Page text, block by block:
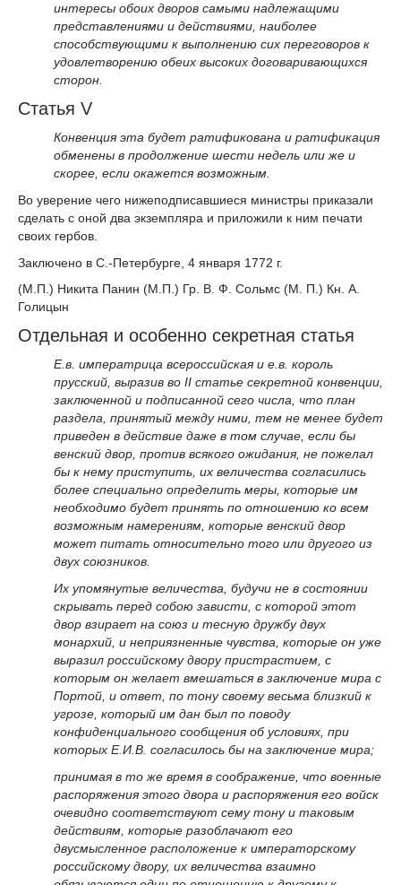
интересы обоих дворов самыми надлежащими
представлениями и действиями, наиболее
способствующими к выполнению сих переговоров к
удовлетворению обеих высоких договаривающихся
сторон.
Статья V
Конвенция эта будет ратификована и ратификация
обменены в продолжение шести недель или же и
скорее, если окажется возможным.
Во уверение чего нижеподписавшиеся министры приказали
сделать с оной два экземпляра и приложили к ним печати
своих гербов.
Заключено в С.-Петербурге, 4 января 1772 г.
(М.П.) Никита Панин (М.П.) Гр. В. Ф. Сольмс (М. П.) Кн. А.
Голицын
Отдельная и особенно секретная статья
Е.в. императрица всероссийская и е.в. король
прусский, выразив во II статье секретной конвенции,
заключенной и подписанной сего числа, что план
раздела, принятый между ними, тем не менее будет
приведен в действие даже в том случае, если бы
венский двор, против всякого ожидания, не пожелал
бы к нему приступить, их величества согласились
более специально определить меры, которые им
необходимо будет принять по отношению ко всем
возможным намерениям, которые венский двор
может питать относительно того или другого из
двух союзников.
Их упомянутые величества, будучи не в состоянии
скрывать перед собою зависти, с которой этот
двор взирает на союз и тесную дружбу двух
монархий, и неприязненные чувства, которые он уже
выразил российскому двору пристрастием, с
которым он желает вмешаться в заключение мира с
Портой, и ответ, по тону своему весьма близкий к
угрозе, который им дан был по поводу
конфиденциального сообщения об условиях, при
которых Е.И.В. согласилось бы на заключение мира;
принимая в то же время в соображение, что военные
распоряжения этого двора и распоряжения его войск
очевидно соответствуют сему тону и таковым
действиям, которые разоблачают его
двусмысленное расположение к императорскому
российскому двору, их величества взаимно